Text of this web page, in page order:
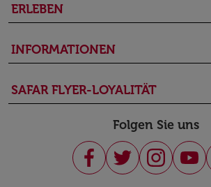
ERLEBEN
INFORMATIONEN
SAFAR FLYER-LOYALITÄT
Folgen Sie uns